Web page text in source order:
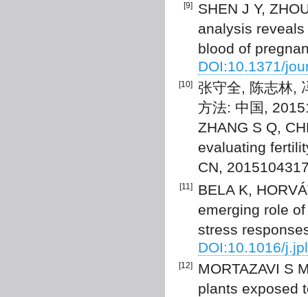
[9]
SHEN J Y,
analysis
blood of
DOI:10.1371/
[10]
张守全, 陈志林,
方法: 中国,
ZHANG S Q,
evaluating
CN,
[11]
BELA K,
emerging role
stress
DOI:10.1016/
[12]
MORTAZAVI S
plants exposed